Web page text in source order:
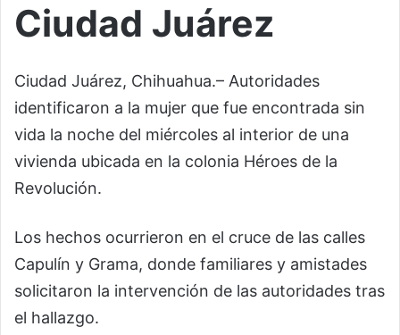
Ciudad Juárez
Ciudad Juárez, Chihuahua.– Autoridades
identificaron a la mujer que fue encontrada sin
vida la noche del miércoles al interior de una
vivienda ubicada en la colonia Héroes de la
Revolución.
Los hechos ocurrieron en el cruce de las calles
Capulín y Grama, donde familiares y amistades
solicitaron la intervención de las autoridades tras
el hallazgo.